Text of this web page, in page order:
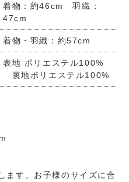
着物：約46cm 羽織：
47cm
着物・羽織：約57cm
表地 ポリエステル100%
裏地ポリエステル100%
す。お子様のサイズに合